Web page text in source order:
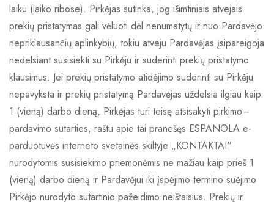
laiku (laiko ribose). Pirkėjas sutinka, jog išimtiniais atvejais
prekių pristatymas gali vėluoti dėl nenumatytų ir nuo Pardavėjo
nepriklausančių aplinkybių, tokiu atveju Pardavėjas įsipareigoja
nedelsiant susisiekti su Pirkėju ir suderinti prekių pristatymo
klausimus. Jei prekių pristatymo atidėjimo suderinti su Pirkėju
nepavyksta ir prekių pristatymą Pardavėjas uždelsia ilgiau kaip
1 (vieną) darbo dieną, Pirkėjas turi teisę atsisakyti pirkimo–
pardavimo sutarties, raštu apie tai pranešęs ESPANOLA e-
parduotuvės interneto svetainės skiltyje „KONTAKTAI“
nurodytomis susisiekimo priemonėmis ne mažiau kaip prieš 1
(vieną) darbo dieną ir Pardavėjui iki įspėjimo termino suėjimo
Pirkėjo nurodyto sutartinio pažeidimo neištaisius. Prekių ir